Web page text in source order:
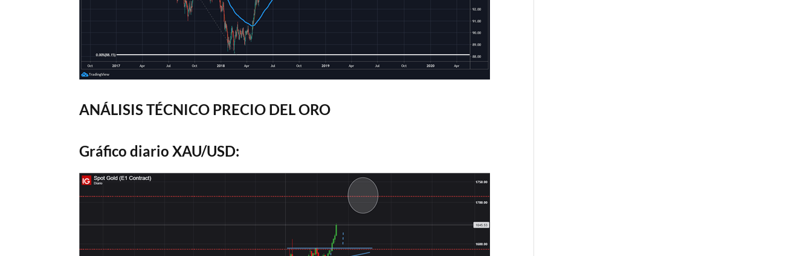
ANÁLISIS TÉCNICO PRECIO DEL ORO
Gráfico diario XAU/USD: